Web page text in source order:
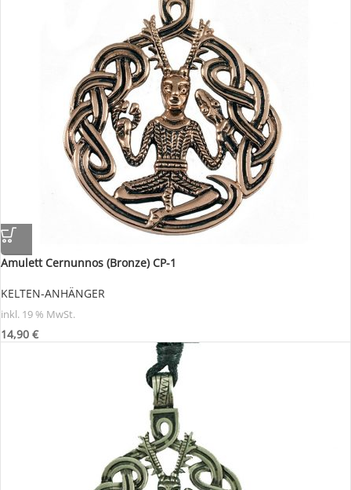
Amulett Cernunnos (Bronze) CP-1
KELTEN-ANHÄNGER
inkl. 19 % MwSt.
14,90 €